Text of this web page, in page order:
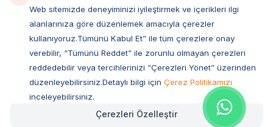
Sanebelle
Miratorg
Reflex
Web sitemizde deneyiminizi iyileştirmek ve içerikleri ilgi
alanlarınıza göre düzenlemek amacıyla çerezler
kullanıyoruz.Tümünü Kabul Et” ile tüm çerezlere onay
verebilir, “Tümünü Reddet” ile zorunlu olmayan çerezleri
reddedebilir veya tercihlerinizi “Çerezleri Yönet” üzerinden
düzenleyebilirsiniz.Detaylı bilgi için Çerez Politikamızı
inceleyebilirsiniz.
Çerezleri Özelleştir